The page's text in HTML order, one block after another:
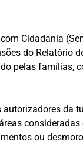
Cidadania
do Relatório
pelas famílias,
da
ou